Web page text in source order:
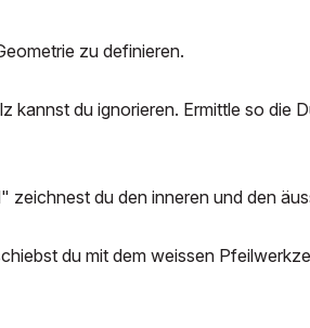
zu definieren.
kannst du ignorieren. Ermittle so die
zeichnest du den inneren und den
du mit dem weissen